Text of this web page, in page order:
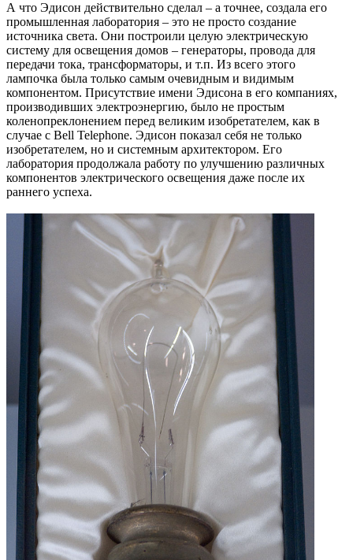
А что Эдисон действительно сделал – а точнее, создала его
промышленная лаборатория – это не просто создание
источника света. Они построили целую электрическую
систему для освещения домов – генераторы, провода для
передачи тока, трансформаторы, и т.п. Из всего этого
лампочка была только самым очевидным и видимым
компонентом. Присутствие имени Эдисона в его компаниях,
производивших электроэнергию, было не простым
коленопреклонением перед великим изобретателем, как в
случае с Bell Telephone. Эдисон показал себя не только
изобретателем, но и системным архитектором. Его
лаборатория продолжала работу по улучшению различных
компонентов электрического освещения даже после их
раннего успеха.